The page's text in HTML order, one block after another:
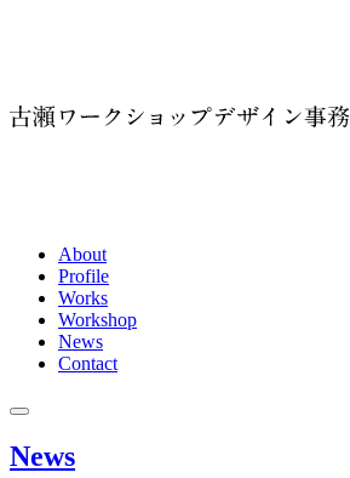
About
Profile
Works
Workshop
News
Contact
News